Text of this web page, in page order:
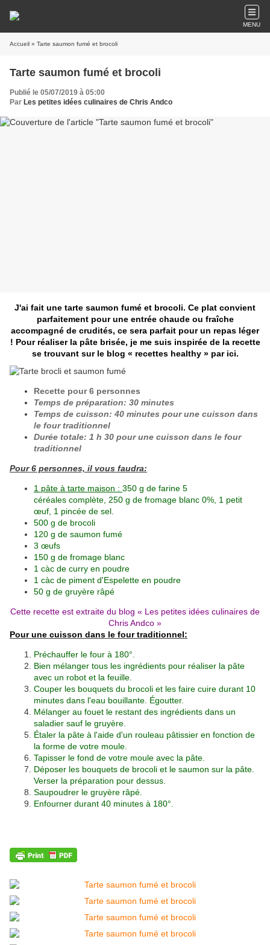
MENU
Accueil » Tarte saumon fumé et brocoli
Tarte saumon fumé et brocoli
Publié le 05/07/2019 à 05:00
Par Les petites idées culinaires de Chris Andco
J'ai fait une tarte saumon fumé et brocoli. Ce plat convient
parfaitement pour une entrée chaude ou fraîche
accompagné de crudités, ce sera parfait pour un repas léger
! Pour réaliser la pâte brisée, je me suis inspirée de la recette
se trouvant sur le blog « recettes healthy » par ici.
Recette pour 6 personnes
Temps de préparation: 30 minutes
Temps de cuisson: 40 minutes pour une cuisson dans
le four traditionnel
Durée totale: 1 h 30 pour une cuisson dans le four
traditionnel
Pour 6 personnes, il vous faudra:
1 pâte à tarte maison : 350 g de farine 5
céréales complète, 250 g de fromage blanc 0%, 1 petit
œuf, 1 pincée de sel.
500 g de brocoli
120 g de saumon fumé
3 œufs
150 g de fromage blanc
1 càc de curry en poudre
1 càc de piment d'Espelette en poudre
50 g de gruyère râpé
Cette recette est extraite du blog « Les petites idées culinaires de
Chris Andco »
Pour une cuisson dans le four traditionnel:
Préchauffer le four à 180°.
Bien mélanger tous les ingrédients pour réaliser la pâte
avec un robot et la feuille.
Couper les bouquets du brocoli et les faire cuire durant 10
minutes dans l'eau bouillante. Égoutter.
Mélanger au fouet le restant des ingrédients dans un
saladier sauf le gruyère.
Étaler la pâte à l'aide d'un rouleau pâtissier en fonction de
la forme de votre moule.
Tapisser le fond de votre moule avec la pâte.
Déposer les bouquets de brocoli et le saumon sur la pâte.
Verser la préparation pour dessus.
Saupoudrer le gruyère râpé.
Enfourner durant 40 minutes à 180°.